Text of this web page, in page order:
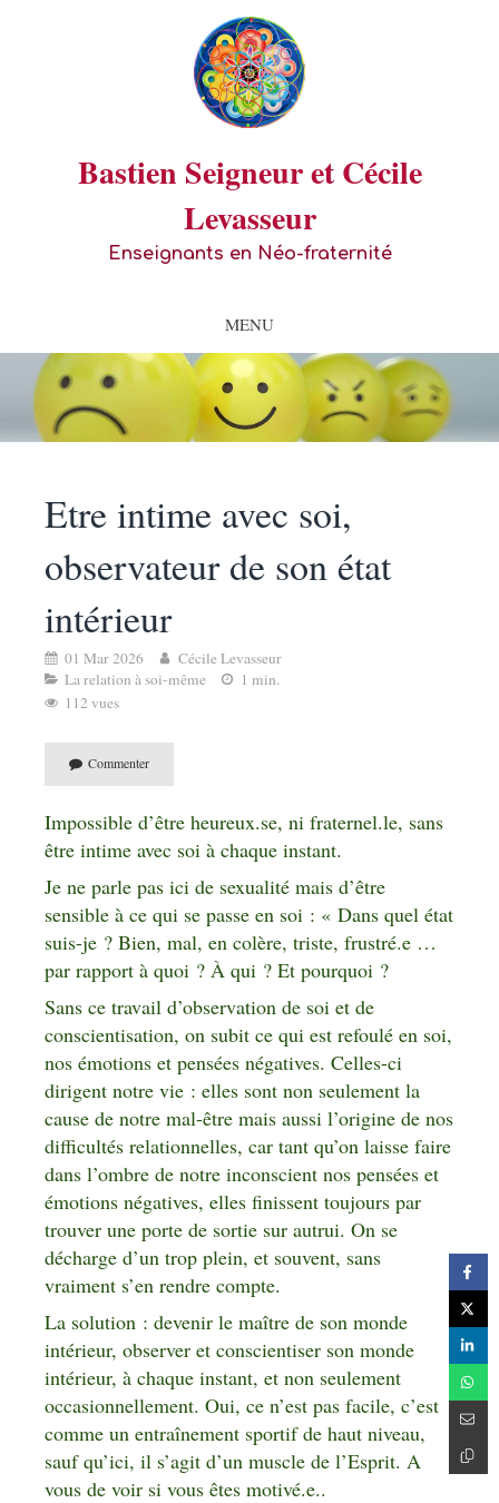
Bastien Seigneur et Cécile
Levasseur
Enseignants en Néo-fraternité
MENU
Etre intime avec soi,
observateur de son état
intérieur
01 Mar 2026
Cécile Levasseur
La relation à soi-même
1 min.
112 vues
Commenter
Impossible d’être heureux.se, ni fraternel.le, sans
être intime avec soi à chaque instant.
Je ne parle pas ici de sexualité mais d’être
sensible à ce qui se passe en soi : « Dans quel état
suis-je ? Bien, mal, en colère, triste, frustré.e …
par rapport à quoi ? À qui ? Et pourquoi ?
Sans ce travail d’observation de soi et de
conscientisation, on subit ce qui est refoulé en soi,
nos émotions et pensées négatives. Celles-ci
dirigent notre vie : elles sont non seulement la
cause de notre mal-être mais aussi l’origine de nos
difficultés relationnelles, car tant qu’on laisse faire
dans l’ombre de notre inconscient nos pensées et
émotions négatives, elles finissent toujours par
trouver une porte de sortie sur autrui. On se
décharge d’un trop plein, et souvent, sans
vraiment s’en rendre compte.
La solution : devenir le maître de son monde
intérieur, observer et conscientiser son monde
intérieur, à chaque instant, et non seulement
occasionnellement. Oui, ce n’est pas facile, c’est
comme un entraînement sportif de haut niveau,
sauf qu’ici, il s’agit d’un muscle de l’Esprit. A
vous de voir si vous êtes motivé.e..